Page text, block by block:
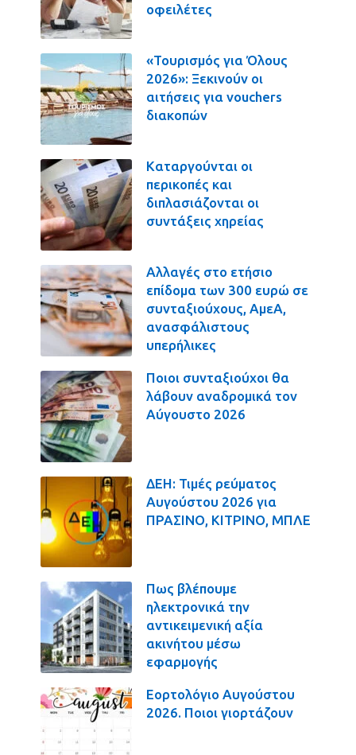
οφειλέτες
«Τουρισμός για Όλους
2026»: Ξεκινούν οι
αιτήσεις για vouchers
διακοπών
Καταργούνται οι
περικοπές και
διπλασιάζονται οι
συντάξεις χηρείας
Αλλαγές στο ετήσιο
επίδομα των 300 ευρώ σε
συνταξιούχους, ΑμεΑ,
ανασφάλιστους
υπερήλικες
Ποιοι συνταξιούχοι θα
λάβουν αναδρομικά τον
Αύγουστο 2026
ΔΕΗ: Τιμές ρεύματος
Αυγούστου 2026 για
ΠΡΑΣΙΝΟ, ΚΙΤΡΙΝΟ, ΜΠΛΕ
Πως βλέπουμε
ηλεκτρονικά την
αντικειμενική αξία
ακινήτου μέσω
εφαρμογής
Εορτολόγιο Αυγούστου
2026. Ποιοι γιορτάζουν